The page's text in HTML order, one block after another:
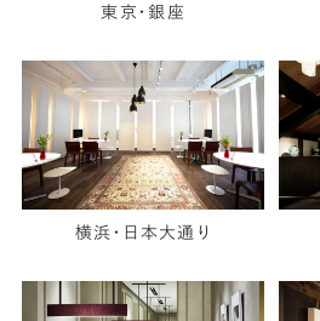
東京・銀座
横浜・日本大通り